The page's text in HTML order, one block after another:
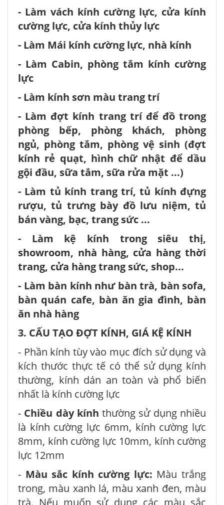
- Làm vách kính cường lực, cửa kính
cường lực, cửa kính thủy lực
- Làm Mái kính cường lực, nhà kính
- Làm Cabin, phòng tắm kính cường
lực
- Làm kính sơn màu trang trí
- Làm đợt kính trang trí để đồ trong
phòng bếp, phòng khách, phòng
ngủ, phòng tắm, phòng vệ sinh (đợt
kính rẻ quạt, hình chữ nhật để dầu
gội đầu, sữa tắm, sữa rửa mặt ...)
- Làm tủ kính trang trí, tủ kính đựng
rượu, tủ trưng bày đồ lưu niệm, tủ
bán vàng, bạc, trang sức ...
- Làm kệ kính trong siêu thị,
showroom, nhà hàng, cửa hàng thời
trang, cửa hàng trang sức, shop...
- Làm bàn kính như bàn trà, bàn sofa,
bàn quán cafe, bàn ăn gia đình, bàn
ăn nhà hàng
3. CẤU TẠO ĐỢT KÍNH, GIÁ KỆ KÍNH
- Phần kính tùy vào mục đích sử dụng và
kích thước thực tế có thể sử dụng kính
thường, kính dán an toàn và phổ biến
nhất là kính cường lực
- Chiều dày kính thường sử dụng nhiều
là kính cường lực 6mm, kính cường lực
8mm, kính cường lực 10mm, kính cường
lực 12mm
- Màu sắc kính cường lực: Màu trắng
trong, màu xanh lá, màu xanh đen, màu
trà. Nếu muốn sử dụng các màu sắc